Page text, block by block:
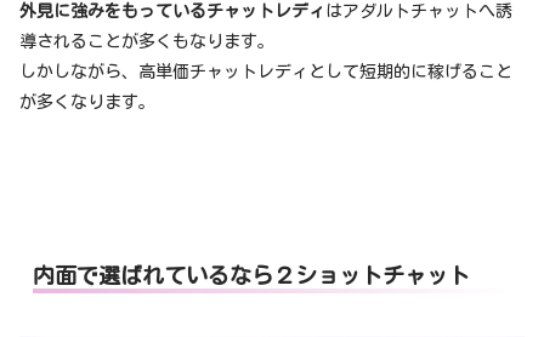
外見に強みをもっているチャットレディ はアダルトチャットへ誘
導されることが多くもなります。
しかしながら、高単価チャットレディとして短期的に稼げること
が多くなります。
内面で選ばれているなら２ショットチャット